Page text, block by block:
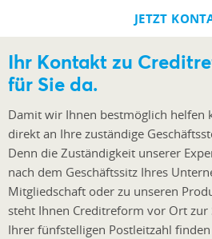
JETZT
Ihr Kontakt zu
für Sie da.
Damit wir Ihnen bestmöglich helfen
direkt an Ihre zuständige
Denn die Zuständigkeit unserer
nach dem Geschäftssitz Ihres
Mitgliedschaft oder zu unseren
steht Ihnen Creditreform vor Ort zur
Ihrer fünfstelligen Postleitzahl